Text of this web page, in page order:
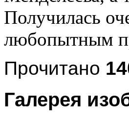
Получилась
любопытным
Прочитано
Галерея